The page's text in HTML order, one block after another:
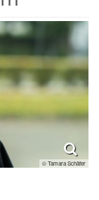
© Tamara Schäfer